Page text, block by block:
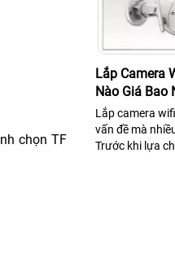
chọn TF
Lắp Camera
Nào Giá Bao
Lắp camera
vấn đề mà
Trước khi lựa